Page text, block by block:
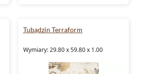
Tubądzin Terraform
Wymiary: 29.80 x 59.80 x 1.00